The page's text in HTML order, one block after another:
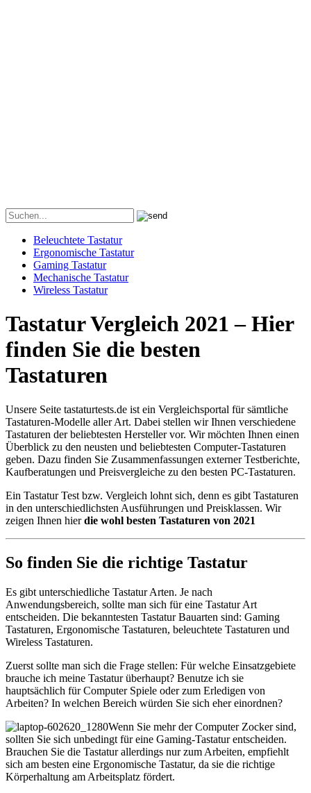
Beleuchtete Tastatur
Ergonomische Tastatur
Gaming Tastatur
Mechanische Tastatur
Wireless Tastatur
Tastatur Vergleich 2021 – Hier
finden Sie die besten
Tastaturen
Unsere Seite tastaturtests.de ist ein Vergleichsportal für sämtliche
Tastaturen-Modelle aller Art. Dabei stellen wir Ihnen verschiedene
Tastaturen der beliebtesten Hersteller vor. Wir möchten Ihnen einen
Überblick zu den neusten und beliebtesten Computer-Tastaturen
geben. Dazu finden Sie Zusammenfassungen externer Testberichte,
Kaufberatungen und Preisvergleiche zu den besten PC-Tastaturen.
Ein Tastatur Test bzw. Vergleich lohnt sich, denn es gibt Tastaturen
in den unterschiedlichsten Ausführungen und Preisklassen. Wir
zeigen Ihnen hierdie wohl besten Tastaturen von 2021
So finden Sie die richtige Tastatur
Es gibt unterschiedliche Tastatur Arten. Je nach
Anwendungsbereich, sollte man sich für eine Tastatur Art
entscheiden. Die bekanntesten Tastatur Bauarten sind: Gaming
Tastaturen, Ergonomische Tastaturen, beleuchtete Tastaturen und
Wireless Tastaturen.
Zuerst sollte man sich die Frage stellen: Für welche Einsatzgebiete
brauche ich meine Tastatur überhaupt? Benutze ich sie
hauptsächlich für Computer Spiele oder zum Erledigen von
Arbeiten? In welchen Bereich würden Sie sich eher einordnen?
Wenn Sie mehr der Computer Zocker sind,
sollten Sie sich unbedingt für eine Gaming-Tastatur entscheiden.
Brauchen Sie die Tastatur allerdings nur zum Arbeiten, empfiehlt
sich am besten eine Ergonomische Tastatur, da sie die richtige
Körperhaltung am Arbeitsplatz fördert.